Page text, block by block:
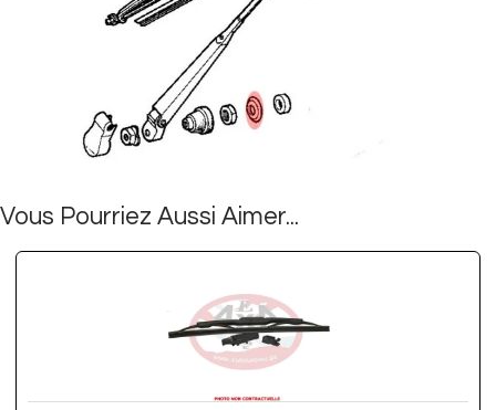
Vous Pourriez Aussi Aimer...